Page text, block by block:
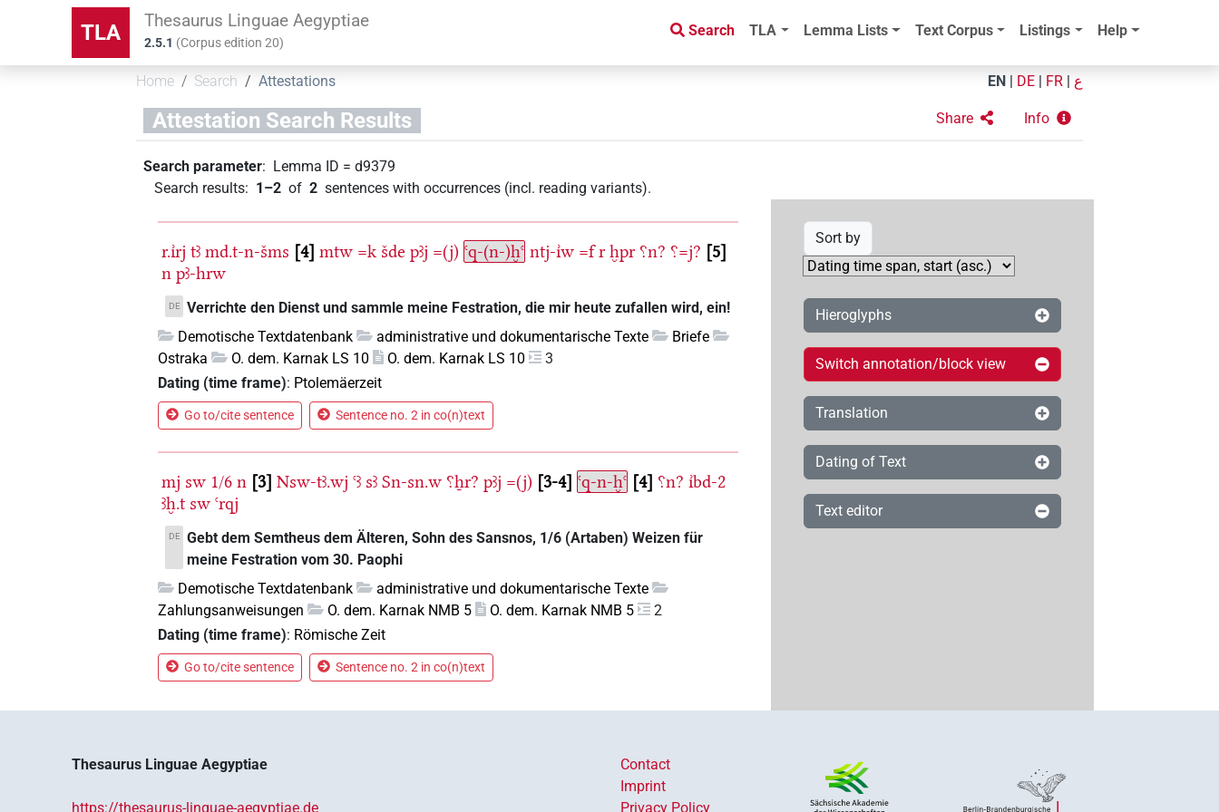
TLA Thesaurus Linguae Aegyptiae
2.5.1 (Corpus edition20)
Search TLA Lemma Lists Text Corpus Listings Help
Home Search Attestations EN DE FR ع
Attestation Search Results Share Info
Search parameter: Lemma ID =d9379
Search results: 1–2 of 2 sentences with occurrences (incl. reading variants).
r.ı͗rj tꜣ md.t-n-šms 4 mtw =k šde pꜣj =(j) ꜥq-(n-)ḫꜥ ntj-ı͗w =f r ḫpr ⸮n? ⸮=j? 5
n pꜣ-hrw
DE
Verrichte den Dienst und sammle meine Festration, die mir heute zufallen wird, ein!
Demotische Textdatenbank
administrative und dokumentarische Texte
Briefe
Ostraka
O. dem. Karnak LS 10 O. dem. Karnak LS 10
3
Dating (time frame): Ptolemäerzeit
Go to/cite sentence Sentence no. 2 in co(n)text
mj sw 1/6 n 3 Nsw-tꜣ.wj ꜥꜣ sꜣ Sn-sn.w ⸮ẖr? pꜣj =(j) 3-4 ꜥq-n-ḫꜥ 4 ⸮n? ı͗bd-2
ꜣḫ.t sw ꜥrqj
DE Gebt dem Semtheus dem Älteren, Sohn des Sansnos, 1/6 (Artaben) Weizen für
meine Festration vom 30. Paophi
Demotische Textdatenbank
administrative und dokumentarische Texte
Zahlungsanweisungen
O. dem. Karnak NMB 5 O. dem. Karnak NMB 5
2
Dating (time frame): Römische Zeit
Go to/cite sentence Sentence no. 2 in co(n)text
Sort by
Hieroglyphs
Switch annotation/block view
Translation
Dating of Text
Text editor
Thesaurus Linguae Aegyptiae
https://thesaurus-linguae-aegyptiae.de
Contact
Imprint
Privacy Policy